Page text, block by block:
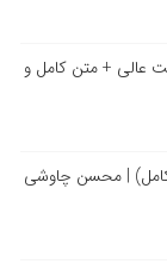
عالی + متن کامل و
کامل) | محسن چاوشی